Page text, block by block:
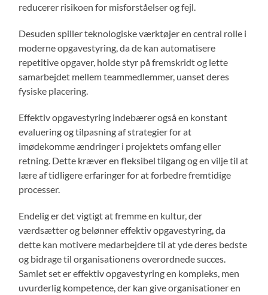
reducerer risikoen for misforståelser og fejl.
Desuden spiller teknologiske værktøjer en central rolle i
moderne opgavestyring, da de kan automatisere
repetitive opgaver, holde styr på fremskridt og lette
samarbejdet mellem teammedlemmer, uanset deres
fysiske placering.
Effektiv opgavestyring indebærer også en konstant
evaluering og tilpasning af strategier for at
imødekomme ændringer i projektets omfang eller
retning. Dette kræver en fleksibel tilgang og en vilje til at
lære af tidligere erfaringer for at forbedre fremtidige
processer.
Endelig er det vigtigt at fremme en kultur, der
værdsætter og belønner effektiv opgavestyring, da
dette kan motivere medarbejdere til at yde deres bedste
og bidrage til organisationens overordnede succes.
Samlet set er effektiv opgavestyring en kompleks, men
uvurderlig kompetence, der kan give organisationer en